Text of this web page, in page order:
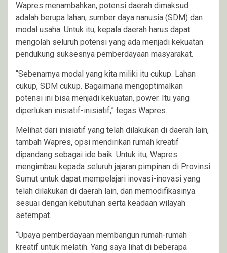
Wapres menambahkan, potensi daerah dimaksud
adalah berupa lahan, sumber daya nanusia (SDM) dan
modal usaha. Untuk itu, kepala daerah harus dapat
mengolah seluruh potensi yang ada menjadi kekuatan
pendukung suksesnya pemberdayaan masyarakat.
“Sebenarnya modal yang kita miliki itu cukup. Lahan
cukup, SDM cukup. Bagaimana mengoptimalkan
potensi ini bisa menjadi kekuatan, power. Itu yang
diperlukan inisiatif-inisiatif,” tegas Wapres.
Melihat dari inisiatif yang telah dilakukan di daerah lain,
tambah Wapres, opsi mendirikan rumah kreatif
dipandang sebagai ide baik. Untuk itu, Wapres
mengimbau kepada seluruh jajaran pimpinan di Provinsi
Sumut untuk dapat mempelajari inovasi-inovasi yang
telah dilakukan di daerah lain, dan memodifikasinya
sesuai dengan kebutuhan serta keadaan wilayah
setempat.
“Upaya pemberdayaan membangun rumah-rumah
kreatif untuk melatih. Yang saya lihat di beberapa